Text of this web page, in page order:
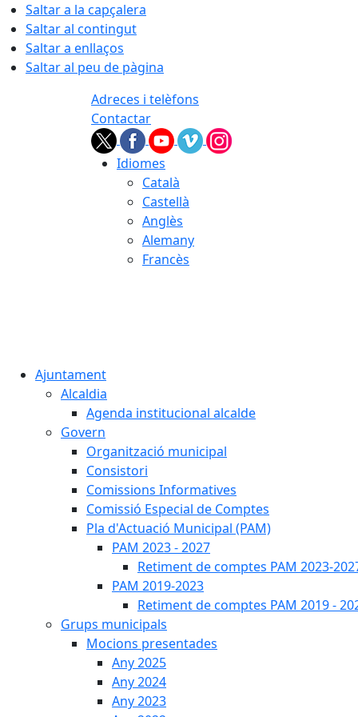
Saltar a la capçalera
Saltar al contingut
Saltar a enllaços
Saltar al peu de pàgina
Adreces i telèfons
Contactar
Idiomes
Català
Castellà
Anglès
Alemany
Francès
Ajuntament
Alcaldia
Agenda institucional alcalde
Govern
Organització municipal
Consistori
Comissions Informatives
Comissió Especial de Comptes
Pla d'Actuació Municipal (PAM)
PAM 2023 - 2027
Retiment de comptes PAM 2023-
PAM 2019-2023
Retiment de comptes PAM 2019 -
Grups municipals
Mocions presentades
Any 2025
Any 2024
Any 2023